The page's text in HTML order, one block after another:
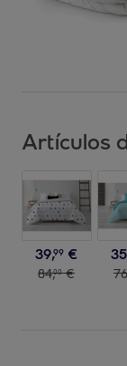
Artículos
39,99 €
84,00 €
35
76